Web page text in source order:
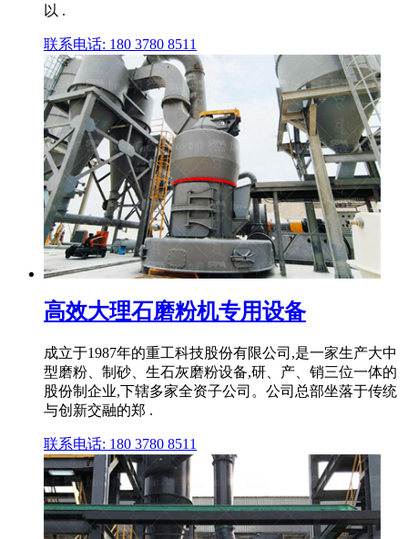
以 .
联系电话: 180 3780 8511
高效大理石磨粉机专用设备
成立于1987年的重工科技股份有限公司,是一家生产大中
型磨粉、制砂、生石灰磨粉设备,研、产、销三位一体的
股份制企业,下辖多家全资子公司。公司总部坐落于传统
与创新交融的郑 .
联系电话: 180 3780 8511